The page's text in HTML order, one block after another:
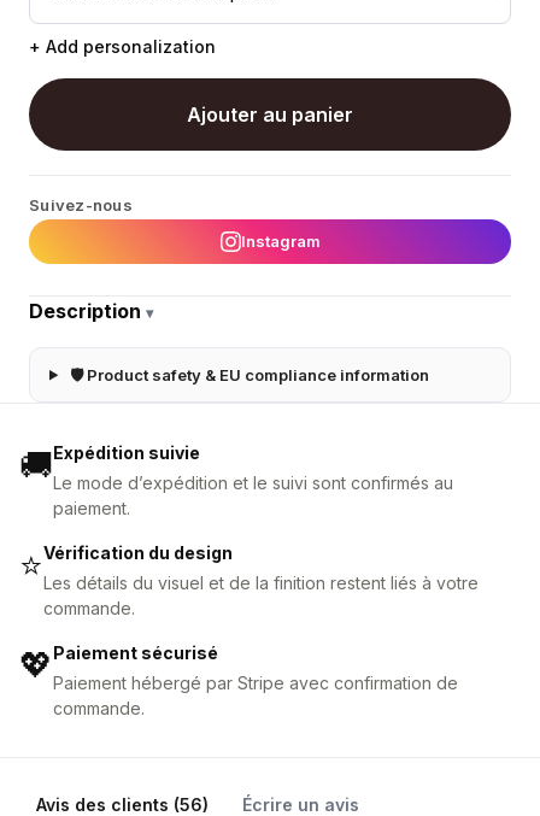
+ Add personalization
Ajouter au panier
Suivez-nous
Instagram
Description ▾
🛡 Product safety & EU compliance information
🚚Expédition suivie
Le mode d’expédition et le suivi sont confirmés au
paiement.
⭐Vérification du design
Les détails du visuel et de la finition restent liés à votre
commande.
💖 Paiement sécurisé
Paiement hébergé par Stripe avec confirmation de
commande.
Avis des clients (56) Écrire un avis